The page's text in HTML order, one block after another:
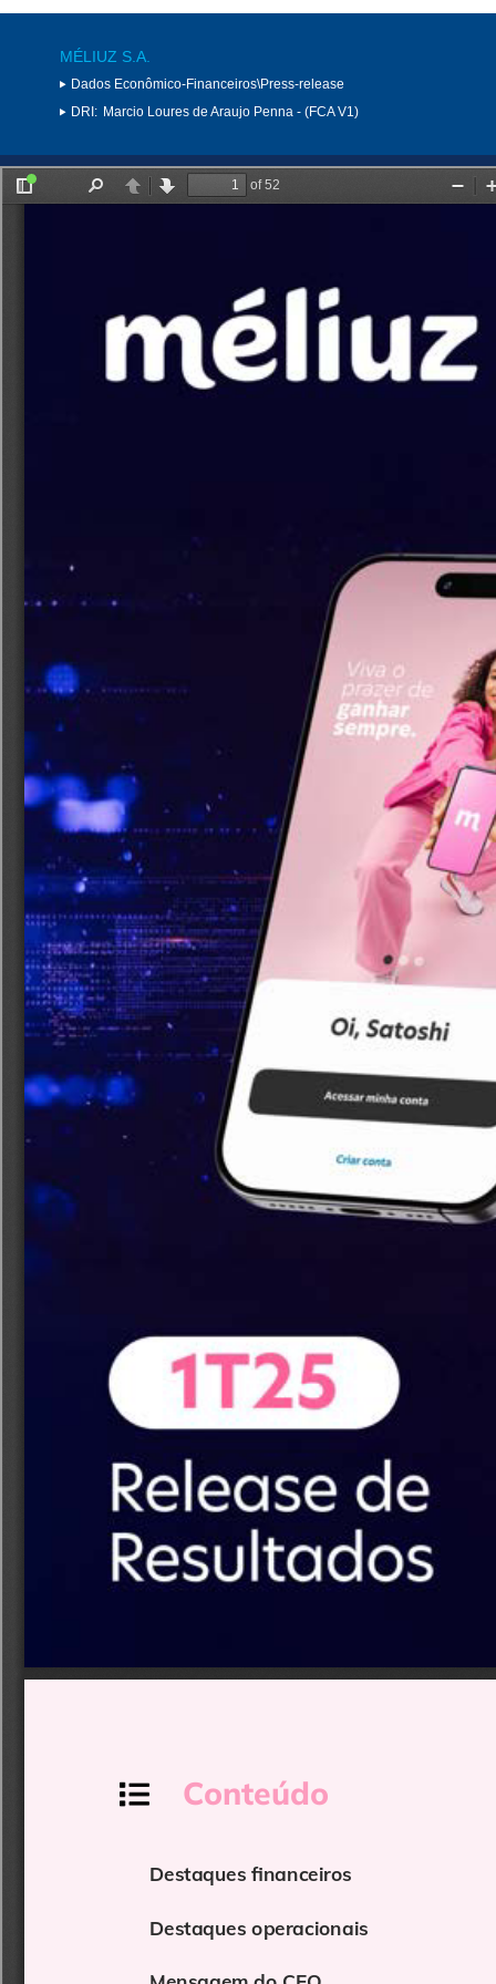
MÉLIUZ S.A.
Dados Econômico-Financeiros\Press-release
DRI: Marcio Loures de Araujo Penna - (FCA V1)